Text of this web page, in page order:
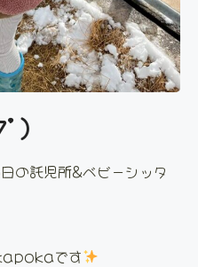
の託児所&ベビーシッタ
です